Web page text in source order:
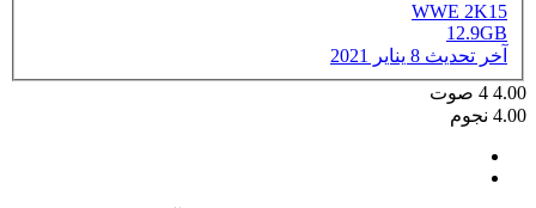
WWE 2K15
12.9GB
آخر تحديث 8 يناير 2021
4.00
4 صوت
4.00 نجوم